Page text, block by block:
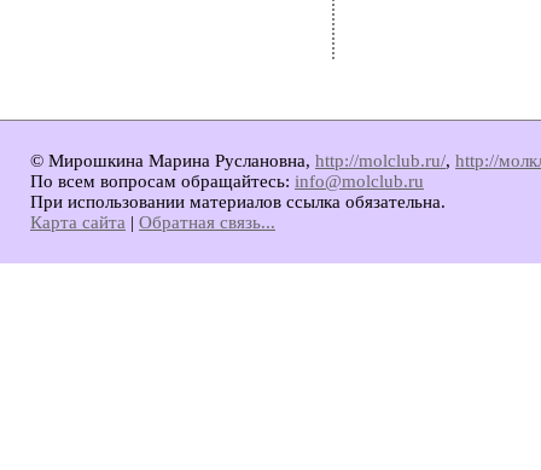
© Мирошкина Марина Руслановна, http://molclub.ru/, http://
По всем вопросам обращайтесь: info@molclub.ru
При использовании материалов ссылка обязательна.
Карта сайта | Обратная связь...